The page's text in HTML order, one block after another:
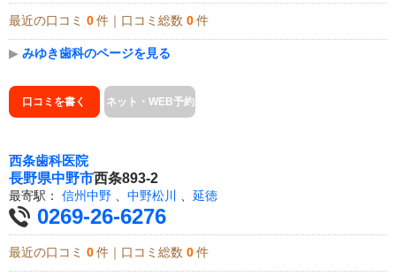
最近の口コミ 0 件｜口コミ総数 0 件
▶ みゆき歯科のページを見る
口コミを書く ネット・WEB予約
西条歯科医院
長野県中野市西条893-2
最寄駅： 信州中野 中野松川 延徳
0269-26-6276
最近の口コミ 0 件｜口コミ総数 0 件